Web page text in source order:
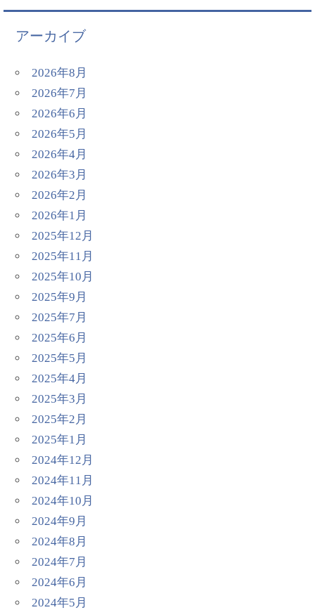
アーカイブ
2026年8月
2026年7月
2026年6月
2026年5月
2026年4月
2026年3月
2026年2月
2026年1月
2025年12月
2025年11月
2025年10月
2025年9月
2025年7月
2025年6月
2025年5月
2025年4月
2025年3月
2025年2月
2025年1月
2024年12月
2024年11月
2024年10月
2024年9月
2024年8月
2024年7月
2024年6月
2024年5月